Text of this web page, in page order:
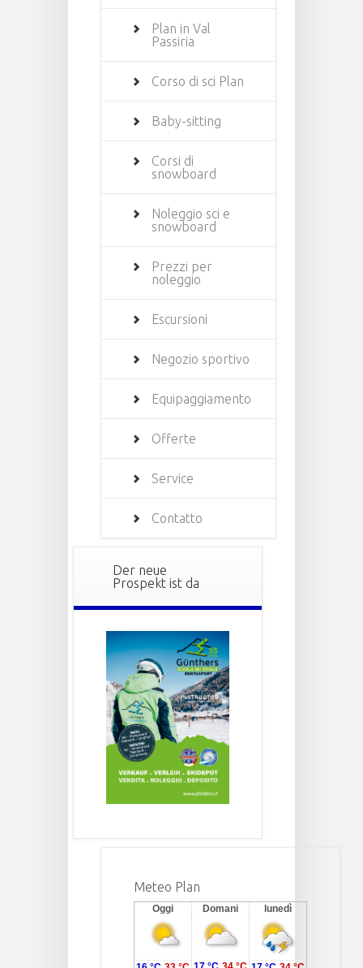
Plan in Val
Passiria
Corso di sci Plan
Baby-sitting
Corsi di
snowboard
Noleggio sci e
snowboard
Prezzi per
noleggio
Escursioni
Negozio sportivo
Equipaggiamento
Offerte
Service
Contatto
Der neue
Prospekt ist da
Meteo Plan
Oggi Domani lunedì